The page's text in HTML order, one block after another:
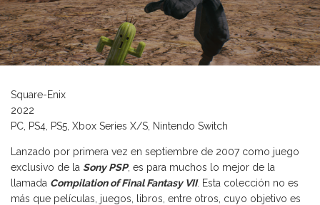
0
Square-Enix
2022
PC, PS4, PS5, Xbox Series X/S, Nintendo Switch
Lanzado por primera vez en septiembre de 2007 como juego
exclusivo de la Sony PSP, es para muchos lo mejor de la
llamada Compilation of Final Fantasy VII. Esta colección no es
más que películas, juegos, libros, entre otros, cuyo objetivo es